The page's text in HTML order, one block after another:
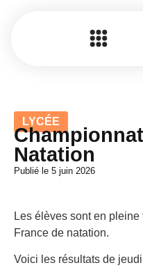
LYCÉE
Natation
Publié le 5 juin 2026
Les élèves sont en
France de natation.
Voici les résultats de